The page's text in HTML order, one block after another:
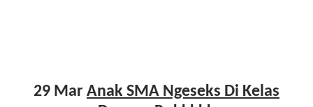
29 Mar Anak SMA Ngeseks Di Kelas